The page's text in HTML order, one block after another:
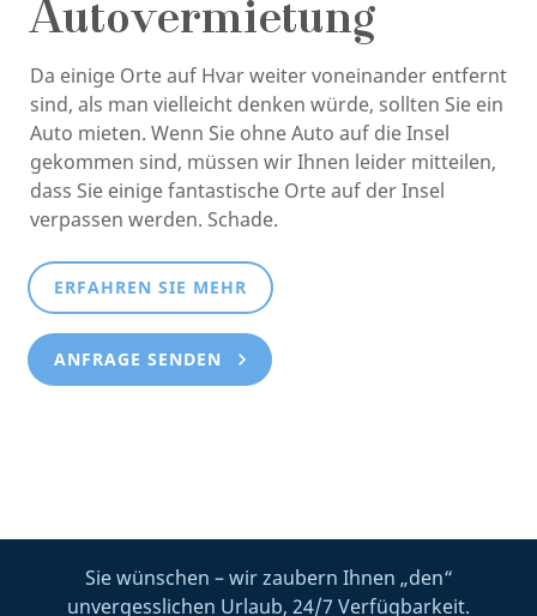
Autovermietung
Da einige Orte auf Hvar weiter voneinander entfernt
sind, als man vielleicht denken würde, sollten Sie ein
Auto mieten. Wenn Sie ohne Auto auf die Insel
gekommen sind, müssen wir Ihnen leider mitteilen,
dass Sie einige fantastische Orte auf der Insel
verpassen werden. Schade.
ERFAHREN SIE MEHR
ANFRAGE SENDEN
Sie wünschen – wir zaubern Ihnen „den“
unvergesslichen Urlaub, 24/7 Verfügbarkeit.